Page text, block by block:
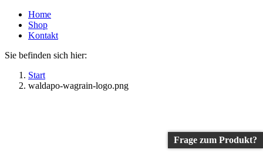
Home
Shop
Kontakt
Sie befinden sich hier:
Start
waldapo-wagrain-logo.png
Frage zum Produkt?